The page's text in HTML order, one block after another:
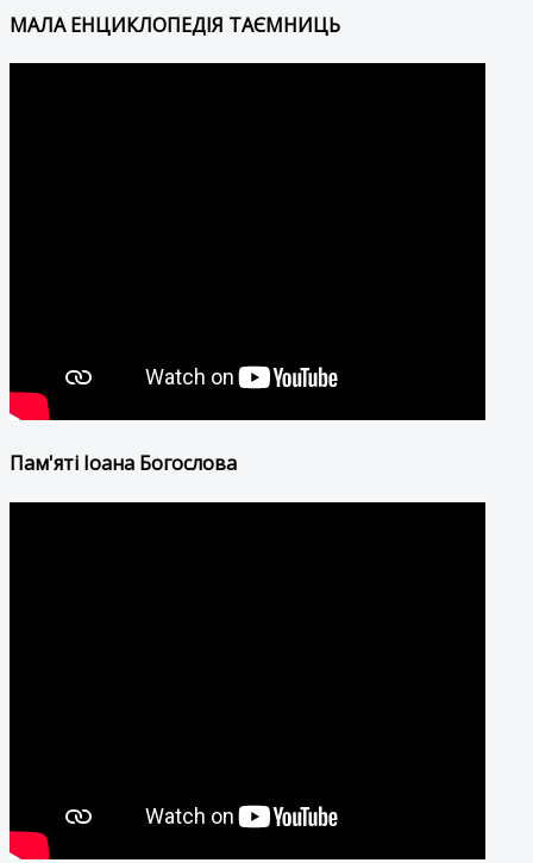
МАЛА ЕНЦИКЛОПЕДІЯ ТАЄМНИЦЬ
Пам'яті Іоана Богослова